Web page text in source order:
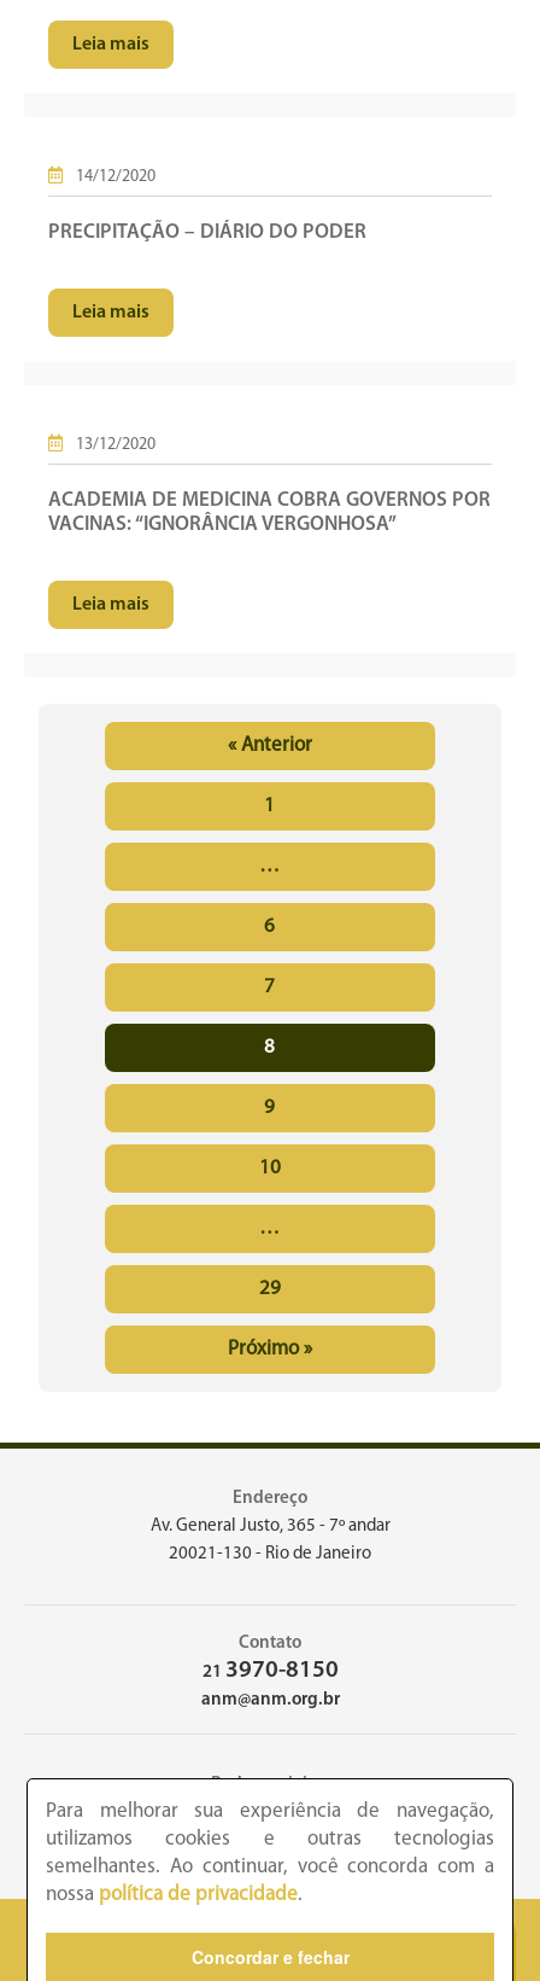
Leia mais
14/12/2020
PRECIPITAÇÃO – DIÁRIO DO PODER
Leia mais
13/12/2020
ACADEMIA DE MEDICINA COBRA GOVERNOS POR
VACINAS: “IGNORÂNCIA VERGONHOSA”
Leia mais
« Anterior
1
…
6
7
8
9
10
…
29
Próximo »
Endereço
Av. General Justo, 365 - 7º andar
20021-130 - Rio de Janeiro
Contato
21 3970-8150
anm@anm.org.br
Redes sociais
2026 - Academia Nacional de Medicina - Copyright © todos os
direitos reservados
Para melhorar sua experiência de navegação,
utilizamos cookies e outras tecnologias
semelhantes. Ao continuar, você concorda com a
nossa política de privacidade.
Concordar e fechar